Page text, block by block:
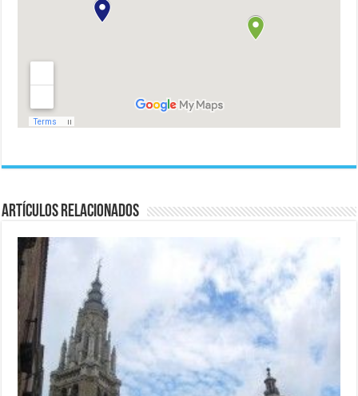
Artículos relacionados